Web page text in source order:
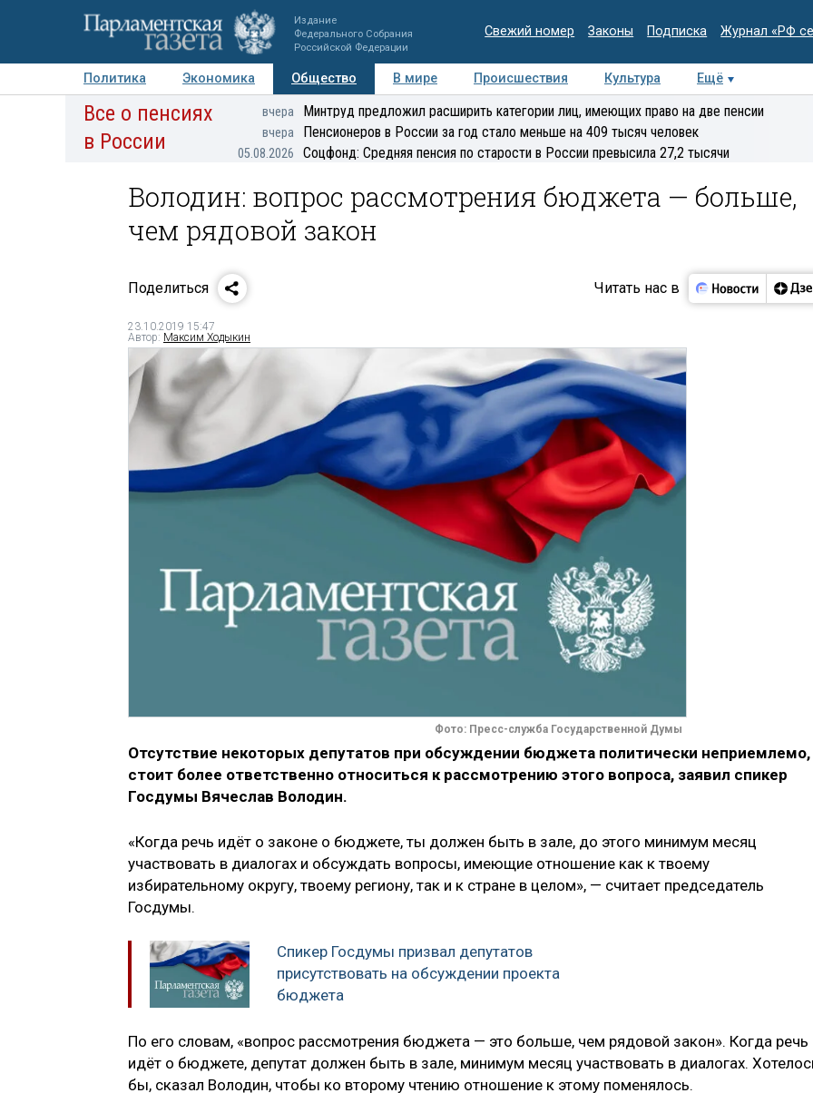
Издание
Федерального Собрания
Российской Федерации
Свежий номер Законы Подписка Журнал «РФ
Политика Экономика Общество В мире Происшествия Культура
Ещё
Авторы Персоны Мнения Регионы Медиацентр Интервью Колумнисты
Все о пенсиях
в России
вчера Минтруд предложил расширить категории лиц, имеющих право на две пенсии
вчера Пенсионеров в России за год стало меньше на 409 тысяч человек
05.08.2026 Соцфонд: Средняя пенсия по старости в России превысила 27,2 тысячи
Володин: вопрос рассмотрения бюджета — больше,
чем рядовой закон
Поделиться Читать нас в
23.10.2019 15:47
Автор: Максим Ходыкин
Фото: Пресс-служба Государственной Думы
Отсутствие некоторых депутатов при обсуждении бюджета политически неприемлемо,
стоит более ответственно относиться к рассмотрению этого вопроса, заявил спикер
Госдумы Вячеслав Володин.
«Когда речь идёт о законе о бюджете, ты должен быть в зале, до этого минимум месяц
участвовать в диалогах и обсуждать вопросы, имеющие отношение как к твоему
избирательному округу, твоему региону, так и к стране в целом», — считает председатель
Госдумы.
Спикер Госдумы призвал депутатов
присутствовать на обсуждении проекта
бюджета
По его словам, «вопрос рассмотрения бюджета — это больше, чем рядовой закон». Когда речь
идёт о бюджете, депутат должен быть в зале, минимум месяц участвовать в диалогах.
бы, сказал Володин, чтобы ко второму чтению отношение к этому поменялось.